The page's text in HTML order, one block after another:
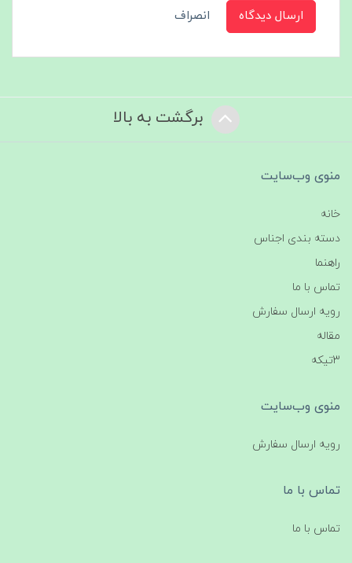
ارسال دیدگاه انصراف
برگشت به بالا
منوی وب‌سایت
خانه
دسته بندی اجناس
راهنما
تماس با ما
رویه ارسال سفارش
مقاله
3تیکه
منوی وب‌سایت
رویه ارسال سفارش
تماس با ما
تماس با ما